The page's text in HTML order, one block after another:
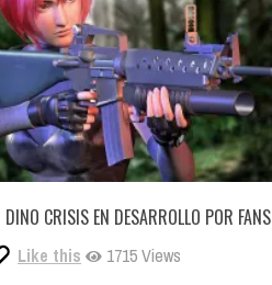
CRISIS EN DESARROLLO POR FANS
Like this 1715 Views